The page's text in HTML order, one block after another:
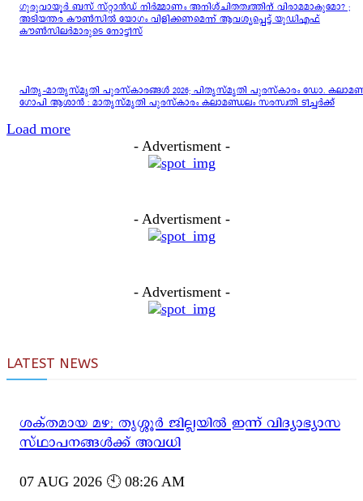
ഗുരുവായൂർ ബസ് സ്റ്റാൻഡ് നിർമ്മാണം അനിശ്ചിതത്വത്തിന് വിരാമമാകുമോ? ;
അടിയന്തര കൗൺസിൽ യോഗം വിളിക്കണമെന്ന് ആവശ്യപ്പെട്ട് യുഡിഎഫ്
കൗൺസിലർമാരുടെ നോട്ടീസ്
പിതൃ–മാതൃസ്മൃതി പുരസ്‌കാരങ്ങൾ 2026; പിതൃസ്മൃതി പുരസ്‌കാരം ഡോ.
ഗോപി ആശാന്‍ : മാതൃസ്‌മൃതി പുരസ്‌കാരം കലാമണ്ഡലം സരസ്വതി ടീച്ചര്‍ക്ക്
Load more
- Advertisment -
- Advertisment -
- Advertisment -
LATEST NEWS
ശക്തമായ മഴ; തൃശ്ശൂർ ജില്ലയിൽ ഇന്ന് വിദ്യാഭ്യാസ
സ്ഥാപനങ്ങൾക്ക് അവധി
07 AUG 2026 🕙 08:26 AM